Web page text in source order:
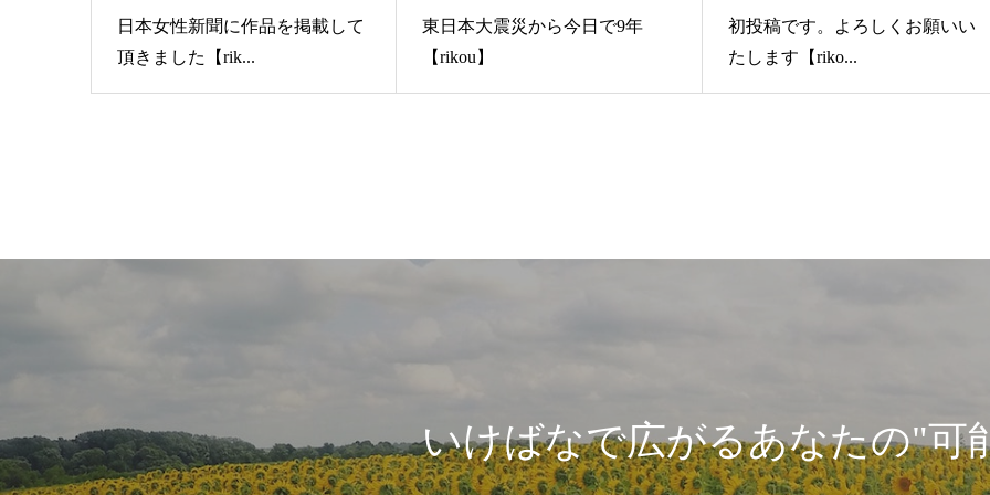
日本女性新聞に作品を掲載して
頂きました【rik...
東日本大震災から今日で9年
【rikou】
初投稿です。よろしくお願いい
たします【riko...
いけばなで広がるあなたの"可